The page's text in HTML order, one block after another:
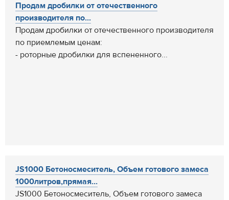
Продам дробилки от отечественного
производителя по...
Продам дробилки от отечественного производителя
по приемлемым ценам:
- роторные дробилки для вспененного...
JS1000 Бетоносмеситель, Объем готового замеса
1000литров,прямая...
JS1000 Бетоносмеситель, Объем готового замеса